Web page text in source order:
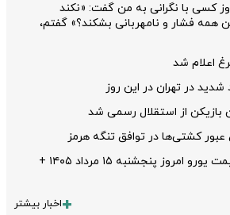
کسی با نگرانی به من گفت: «نکند
همه فشار و نامهربانی بشکند؟» گفتم،
اعلام شد
در تهران در این روز
بازیکن از استقلال رسمی شد
کشتی‌ها در توافق تنگه هرمز
قیمت دلار و قیمت یورو امروز پنجشنبه ۱۵ مرداد ۱۴۰۵ +
اخبار بیشتر